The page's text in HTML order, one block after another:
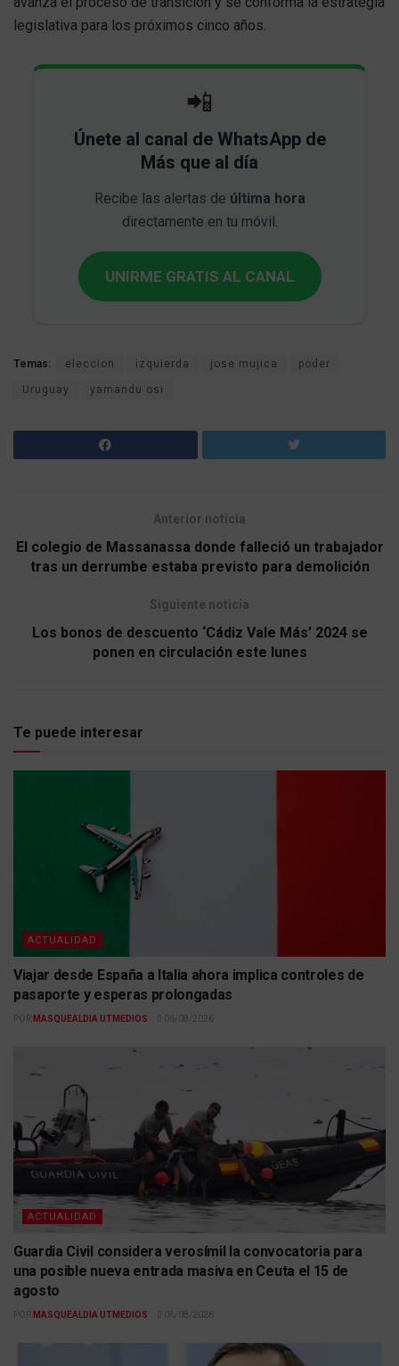
legislativa para los próximos cinco años.
📲
Únete al canal de WhatsApp de
Más que al día
Recibe las alertas de última hora
directamente en tu móvil.
UNIRME GRATIS AL CANAL
Temas: eleccion izquierda jose mujica poder
Uruguay yamandu osi
Anterior noticia
El colegio de Massanassa donde falleció un trabajador
tras un derrumbe estaba previsto para demolición
Siguiente noticia
Los bonos de descuento ‘Cádiz Vale Más’ 2024 se
ponen en circulación este lunes
Te puede interesar
ACTUALIDAD
Viajar desde España a Italia ahora implica controles de
pasaporte y esperas prolongadas
POR MASQUEALDIA UTMEDIOS 06/08/2026
ACTUALIDAD
Guardia Civil considera verosímil la convocatoria para
una posible nueva entrada masiva en Ceuta el 15 de
agosto
POR MASQUEALDIA UTMEDIOS 06/08/2026